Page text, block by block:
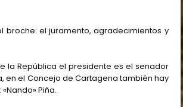
broche: el juramento, agradecimientos y
la República el presidente es el senador
en el Concejo de Cartagena también hay
Piña.